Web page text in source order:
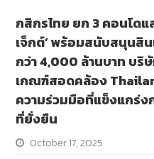
กสิกรไทย ยก 3 คอนโด
เจ็กต์’ พร้อมสนับสนุนสิ
กว่า 4,000 ล้านบาท บริ
เกณฑ์สอดคล้อง
ความร่วมมือที่แข็งแกร่
ที่ยั่งยืน
October 17, 2025